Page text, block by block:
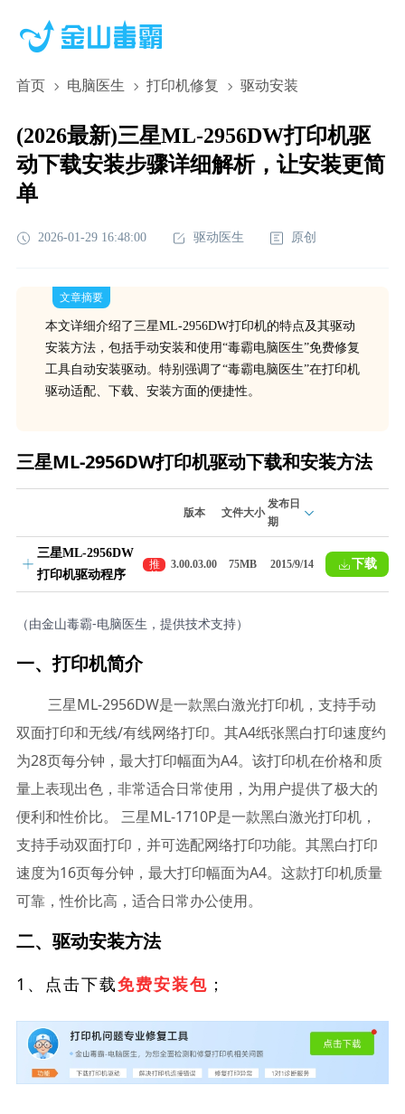
首页 电脑医生 打印机修复 驱动安装
(2026最新)三星ML-2956DW打印机驱
动下载安装步骤详细解析，让安装更简
单
2026-01-29 16:48:00 驱动医生 原创
文章摘要
本文详细介绍了三星ML-2956DW打印机的特点及其驱动
安装方法，包括手动安装和使用“毒霸电脑医生”免费修复
工具自动安装驱动。特别强调了“毒霸电脑医生”在打印机
驱动适配、下载、安装方面的便捷性。
三星ML-2956DW打印机驱动下载和安装方法
版本 文件大小
发布日
期
三星ML-2956DW
打印机驱动程序
推
荐
3.00.03.00 75MB 2015/9/14 下载
（由金山毒霸-电脑医生，提供技术支持）
一、打印机简介
三星ML-2956DW是一款黑白激光打印机，支持手动
双面打印和无线/有线网络打印。其A4纸张黑白打印速度约
为28页每分钟，最大打印幅面为A4。该打印机在价格和质
量上表现出色，非常适合日常使用，为用户提供了极大的
便利和性价比。 三星ML-1710P是一款黑白激光打印机，
支持手动双面打印，并可选配网络打印功能。其黑白打印
速度为16页每分钟，最大打印幅面为A4。这款打印机质量
可靠，性价比高，适合日常办公使用。
二、驱动安装方法
1、点击下载免费安装包 ；